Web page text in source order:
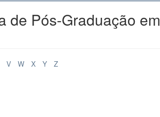
de Pós-Graduação em
V W X Y Z